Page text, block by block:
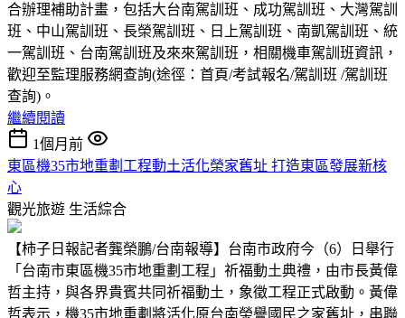
合辦理補助計畫，包括大台南駕訓班、成功駕訓班、大灣駕訓
班、中山駕訓班、長榮駕訓班、日上駕訓班、南凱駕訓班、統
一駕訓班、台南駕訓班及來來駕訓班，相關機車駕訓班資訊，
歡迎至監理服務網查詢(途徑：首頁/考試報名/駕訓班 /駕訓班
查詢)。
繼續閱讀
1個月前
東區機35市地重劃工程動土活化榮家舊址 打造東區發展新核
心
觀光旅遊 生活綜合
【柿子日報記者龔榮鵬/台南報導】台南市政府今（6）日舉行
「台南市東區機35市地重劃工程」祈福動土典禮，由市長黃偉
哲主持，與各界貴賓共同祈福動土，象徵工程正式啟動。黃偉
哲表示，機35市地重劃將活化原台南榮譽國民之家舊址，串聯